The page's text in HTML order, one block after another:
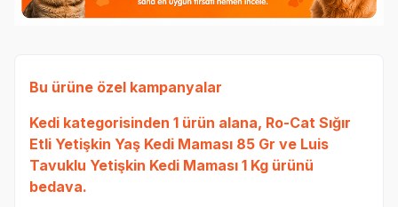
Bu ürüne özel kampanyalar
Kedi kategorisinden 1 ürün alana, Ro-Cat Sığır
Etli Yetişkin Yaş Kedi Maması 85 Gr ve Luis
Tavuklu Yetişkin Kedi Maması 1 Kg ürünü
bedava.